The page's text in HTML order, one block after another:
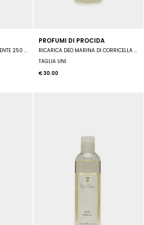
PROCIDA RICARICA DEO AMBIENTE 250 ML
PROFUMI DI PROCIDA
RICARICA DEO MARINA DI CORRICELLA 250 ML
TAGLIA UNI
€ 30.00